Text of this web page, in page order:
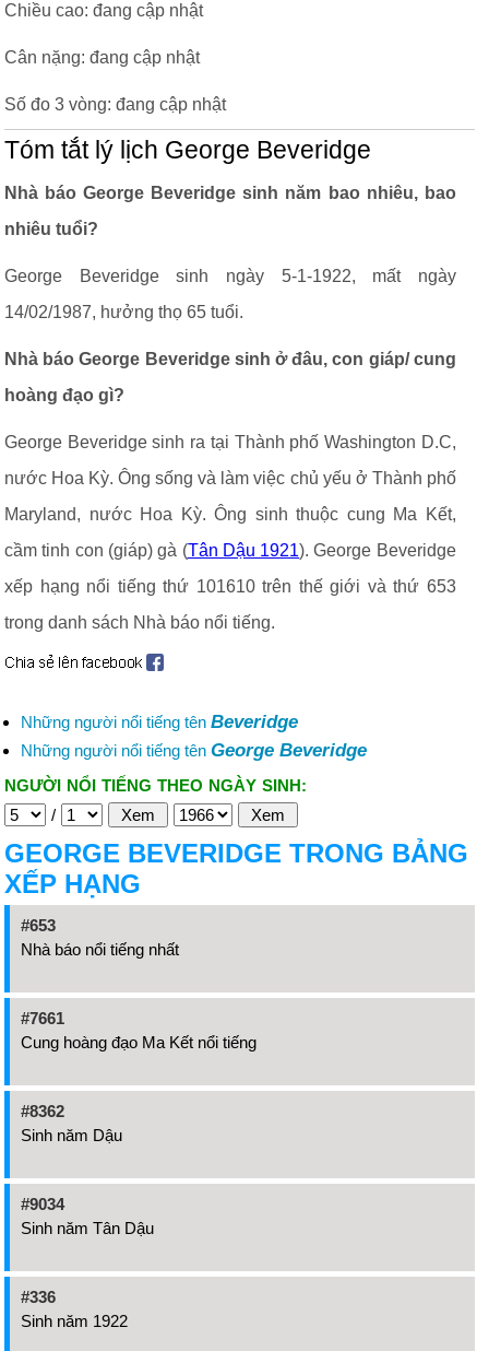
Chiều cao: đang cập nhật
Cân nặng: đang cập nhật
Số đo 3 vòng: đang cập nhật
Tóm tắt lý lịch George Beveridge
Nhà báo George Beveridge sinh năm bao nhiêu, bao
nhiêu tuổi?
George Beveridge sinh ngày 5-1-1922, mất ngày
14/02/1987, hưởng thọ 65 tuổi.
Nhà báo George Beveridge sinh ở đâu, con giáp/ cung
hoàng đạo gì?
George Beveridge sinh ra tại Thành phố Washington D.C,
nước Hoa Kỳ. Ông sống và làm việc chủ yếu ở Thành phố
Maryland, nước Hoa Kỳ. Ông sinh thuộc cung Ma Kết,
cầm tinh con (giáp) gà (Tân Dậu 1921). George Beveridge
xếp hạng nổi tiếng thứ 101610 trên thế giới và thứ 653
trong danh sách Nhà báo nổi tiếng.
Những người nổi tiếng tên Beveridge
Những người nổi tiếng tên George Beveridge
NGƯỜI NỔI TIẾNG THEO NGÀY SINH:
/
GEORGE BEVERIDGE TRONG BẢNG
XẾP HẠNG
#653
Nhà báo nổi tiếng nhất
#7661
Cung hoàng đạo Ma Kết nổi tiếng
#8362
Sinh năm Dậu
#9034
Sinh năm Tân Dậu
#336
Sinh năm 1922